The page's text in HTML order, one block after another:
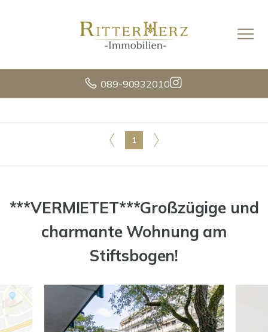
089-90932010
1
***VERMIETET***Großzügige und
charmante Wohnung am
Stiftsbogen!